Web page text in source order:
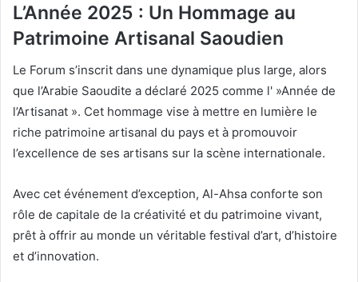
L’Année 2025 : Un Hommage au
Patrimoine Artisanal Saoudien
Le Forum s’inscrit dans une dynamique plus large, alors
que l’Arabie Saoudite a déclaré 2025 comme l' »Année de
l’Artisanat ». Cet hommage vise à mettre en lumière le
riche patrimoine artisanal du pays et à promouvoir
l’excellence de ses artisans sur la scène internationale.
Avec cet événement d’exception, Al-Ahsa conforte son
rôle de capitale de la créativité et du patrimoine vivant,
prêt à offrir au monde un véritable festival d’art, d’histoire
et d’innovation.